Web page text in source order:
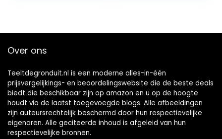
Over ons
Teeltdegronduit.nl is een moderne alles-in-één
prijsvergelijkings- en beoordelingswebsite die de beste deals
biedt die beschikbaar zijn op amazon en u op de hoogte
houdt via de laatst toegevoegde blogs. Alle afbeeldingen
zijn auteursrechtelijk beschermd door hun respectievelijke
eigenaren. Alle geciteerde inhoud is afgeleid van hun
respectievelijke bronnen.